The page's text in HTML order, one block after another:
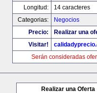
Longitud:
14 caracteres
Categorias:
Negocios
Precio:
Realizar una
Visitar!
Serán consideradas
Realizar una Oferta